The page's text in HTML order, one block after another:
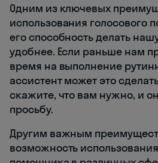
Одним из ключевых
использования голосового
его способность делать
удобнее. Если раньше нам
время на выполнение
ассистент может это
скажите, что вам нужно, и
просьбу.
Другим важным
возможность